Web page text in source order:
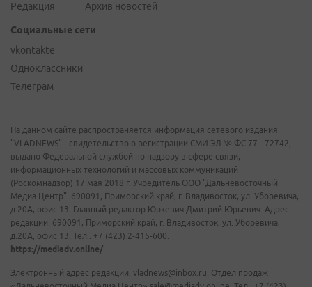
Редакция
Архив новостей
Социальные сети
vkontakte
Одноклассники
Телеграм
На данном сайте распространяется информация сетевого издания
"VLADNEWS" - свидетельство о регистрации СМИ ЭЛ № ФС 77 - 72742,
выдано Федеральной службой по надзору в сфере связи,
информационных технологий и массовых коммуникаций
(Роскомнадзор) 17 мая 2018 г. Учредитель ООО "Дальневосточный
Медиа Центр". 690091, Приморский край, г. Владивосток, ул. Уборевича,
д.20А, офис 13. Главный редактор Юркевич Дмитрий Юрьевич. Адрес
редакции: 690091, Приморский край, г. Владивосток, ул. Уборевича,
д.20А, офис 13. Тел.: +7 (423) 2-415-600.
https://mediadv.online/
Электронный адрес редакции: vladnews@inbox.ru. Отдел продаж